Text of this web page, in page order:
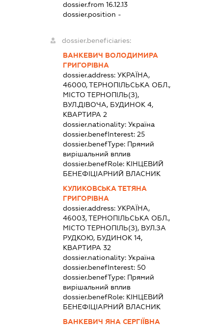
dossier.from 16.12.13
dossier.position -
dossier.beneficiaries:
ВАНКЕВИЧ ВОЛОДИМИРА
ГРИГОРІВНА
dossier.address:УКРАЇНА,
46000, ТЕРНОПІЛЬСЬКА ОБЛ.,
МІСТО ТЕРНОПІЛЬ(З),
ВУЛ.ДІВОЧА, БУДИНОК 4,
КВАРТИРА 2
dossier.nationality:Україна
dossier.benefInterest:25
dossier.benefType: Прямий
вирішальний вплив
dossier.benefRole: КІНЦЕВИЙ
БЕНЕФІЦІАРНИЙ ВЛАСНИК
КУЛИКОВСЬКА ТЕТЯНА
ГРИГОРІВНА
dossier.address:УКРАЇНА,
46003, ТЕРНОПІЛЬСЬКА ОБЛ.,
МІСТО ТЕРНОПІЛЬ(З), ВУЛ.ЗА
РУДКОЮ, БУДИНОК 14,
КВАРТИРА 32
dossier.nationality:Україна
dossier.benefInterest:50
dossier.benefType: Прямий
вирішальний вплив
dossier.benefRole: КІНЦЕВИЙ
БЕНЕФІЦІАРНИЙ ВЛАСНИК
ВАНКЕВИЧ ЯНА СЕРГІЇВНА